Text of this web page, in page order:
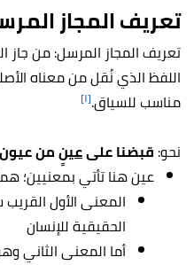
تعريف المجاز
تعريف المجاز المرسل: من جاز
اللفظ الذي نُقل من معناه
مناسب للسياق.[١]
نحو: قبضنا علىعينٍمن عيون
عين هنا تأتي بمعنيين؛
المعنى الأول
الحقيقية للإنسان
أما المعنى الثاني